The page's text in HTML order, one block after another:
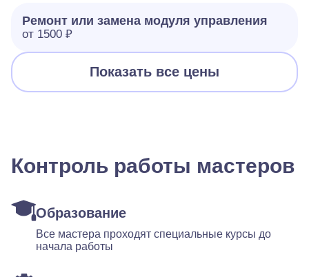
Ремонт или замена модуля управления
от 1500 ₽
Показать все цены
Контроль работы мастеров
Образование
Все мастера проходят специальные курсы до
начала работы